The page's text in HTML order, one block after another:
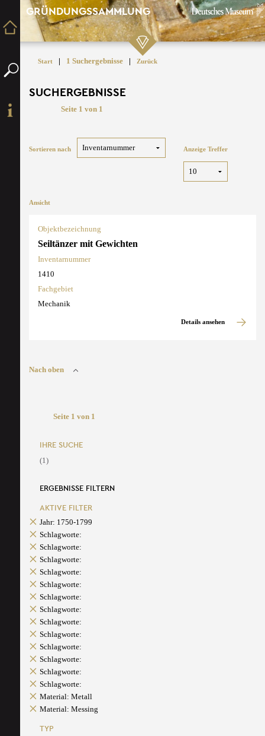
GRÜNDUNGSSAMMLUNG
Start | 1 Suchergebnisse | Zurück
SUCHERGEBNISSE
Seite 1 von 1
Sortieren nach Anzeige Treffer
Ansicht
Objektbezeichnung
Seiltänzer mit Gewichten
Inventarnummer
1410
Fachgebiet
Mechanik
Details ansehen
Nach oben
Seite 1 von 1
IHRE SUCHE
(1)
ERGEBNISSE FILTERN
AKTIVE FILTER
Jahr: 1750-1799
Schlagworte:
Schlagworte:
Schlagworte:
Schlagworte:
Schlagworte:
Schlagworte:
Schlagworte:
Schlagworte:
Schlagworte:
Schlagworte:
Schlagworte:
Schlagworte:
Schlagworte:
Material: Metall
Material: Messing
TYP